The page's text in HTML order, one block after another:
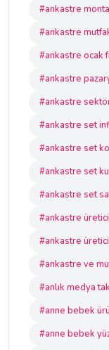
#ankastre
#ankastre
#ankastre ocak
#ankastre
#ankastre
#ankastre set
#ankastre set
#ankastre set
#ankastre set
#ankastre
#ankastre
#ankastre ve
#anlık medya
#anne bebek
#anne bebek